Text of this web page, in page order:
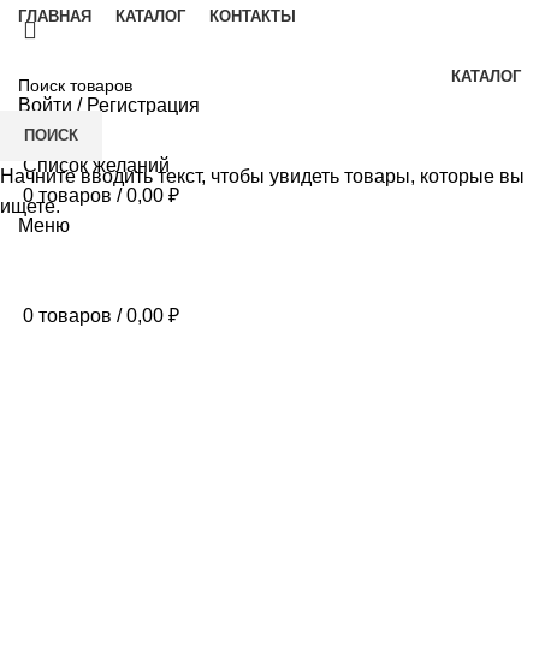
ГЛАВНАЯ КАТАЛОГ КОНТАКТЫ
КАТАЛОГ
Войти / Регистрация
Список желаний
0 товаров / 0,00 ₽
Меню
0 товаров / 0,00 ₽
ПОИСК
Начните вводить текст, чтобы увидеть товары, которые вы
ищете.